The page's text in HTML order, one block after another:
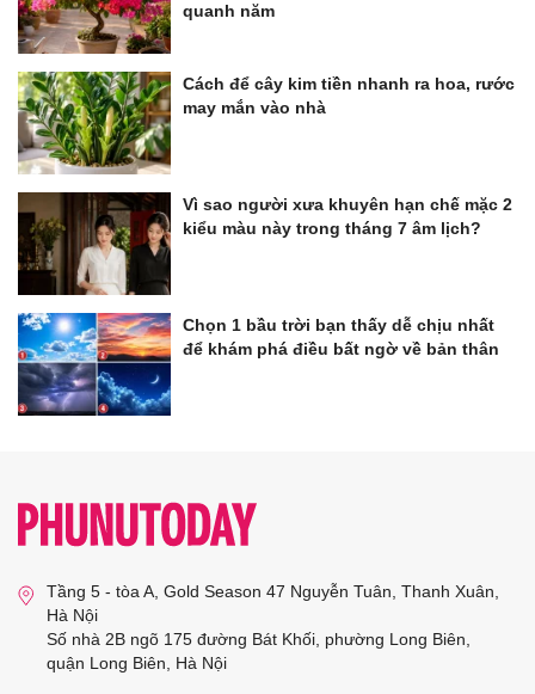
quanh năm
Cách để cây kim tiền nhanh ra hoa, rước
may mắn vào nhà
Vì sao người xưa khuyên hạn chế mặc 2
kiểu màu này trong tháng 7 âm lịch?
Chọn 1 bầu trời bạn thấy dễ chịu nhất
để khám phá điều bất ngờ về bản thân
Tầng 5 - tòa A, Gold Season 47 Nguyễn Tuân, Thanh Xuân,
Hà Nội
Số nhà 2B ngõ 175 đường Bát Khối, phường Long Biên,
quận Long Biên, Hà Nội